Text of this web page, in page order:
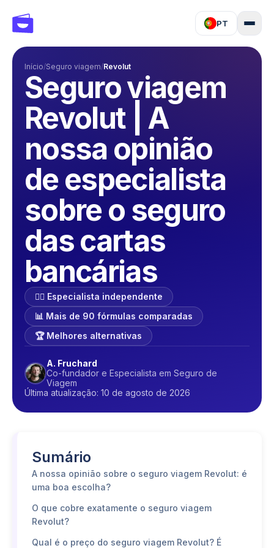
PT
Início/Seguro viagem/Revolut
Seguro viagem
Revolut | A
nossa opinião
de especialista
sobre o seguro
das cartas
bancárias
🕵️‍♂️ Especialista independente
📊 Mais de 90 fórmulas comparadas
🏆 Melhores alternativas
A. Fruchard
Co-fundador e Especialista em Seguro de
Viagem
Última atualização: 10 de agosto de 2026
Sumário
A nossa opinião sobre o seguro viagem Revolut: é
uma boa escolha?
O que cobre exatamente o seguro viagem
Revolut?
Qual é o preço do seguro viagem Revolut? É